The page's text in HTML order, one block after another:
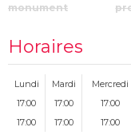
monument
Horaires
Lundi Mardi Mercredi
17:00
17:00 17:00
17:00
17:00 17:00